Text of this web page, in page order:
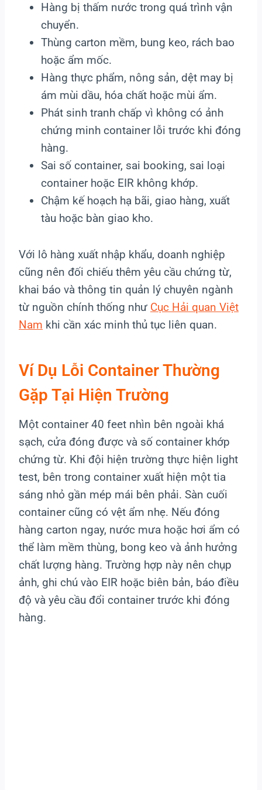
Hàng bị thấm nước trong quá trình vận
chuyển.
Thùng carton mềm, bung keo, rách bao
hoặc ẩm mốc.
Hàng thực phẩm, nông sản, dệt may bị
ám mùi dầu, hóa chất hoặc mùi ẩm.
Phát sinh tranh chấp vì không có ảnh
chứng minh container lỗi trước khi đóng
hàng.
Sai số container, sai booking, sai loại
container hoặc EIR không khớp.
Chậm kế hoạch hạ bãi, giao hàng, xuất
tàu hoặc bàn giao kho.
Với lô hàng xuất nhập khẩu, doanh nghiệp
cũng nên đối chiếu thêm yêu cầu chứng từ,
khai báo và thông tin quản lý chuyên ngành
từ nguồn chính thống như Cục Hải quan Việt
Nam khi cần xác minh thủ tục liên quan.
Ví Dụ Lỗi Container Thường
Gặp Tại Hiện Trường
Một container 40 feet nhìn bên ngoài khá
sạch, cửa đóng được và số container khớp
chứng từ. Khi đội hiện trường thực hiện light
test, bên trong container xuất hiện một tia
sáng nhỏ gần mép mái bên phải. Sàn cuối
container cũng có vệt ẩm nhẹ. Nếu đóng
hàng carton ngay, nước mưa hoặc hơi ẩm có
thể làm mềm thùng, bong keo và ảnh hưởng
chất lượng hàng. Trường hợp này nên chụp
ảnh, ghi chú vào EIR hoặc biên bản, báo điều
độ và yêu cầu đổi container trước khi đóng
hàng.